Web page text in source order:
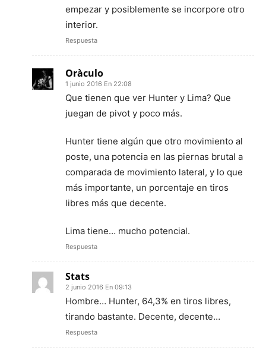
empezar y posiblemente se incorpore otro
interior.
Respuesta
Oràculo
1 junio 2016 En 22:08
Que tienen que ver Hunter y Lima? Que
juegan de pivot y poco más.
Hunter tiene algún que otro movimiento al
poste, una potencia en las piernas brutal a
comparada de movimiento lateral, y lo que
más importante, un porcentaje en tiros
libres más que decente.
Lima tiene… mucho potencial.
Respuesta
Stats
2 junio 2016 En 09:13
Hombre… Hunter, 64,3% en tiros libres,
tirando bastante. Decente, decente…
Respuesta